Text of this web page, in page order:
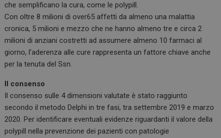
che semplificano la cura, come le polypill.
Con oltre 8 milioni di over65 affetti da almeno una malattia
cronica, 5 milioni e mezzo che ne hanno almeno tre e circa 2
milioni di anziani costretti ad assumere almeno 10 farmaci al
giorno, l’aderenza alle cure rappresenta un fattore chiave anche
per la tenuta del Ssn.
Il consenso
Il consenso sulle 4 dimensioni valutate è stato raggiunto
secondo il metodo Delphi in tre fasi, tra settembre 2019 e marzo
2020. Per identificare eventuali evidenze riguardanti il valore della
polypill nella prevenzione dei pazienti con patologie